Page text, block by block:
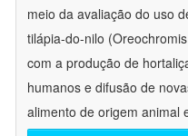
meio da avaliação do uso
tilápia-do-nilo
com a produção de
humanos e difusão de
alimento de origem animal